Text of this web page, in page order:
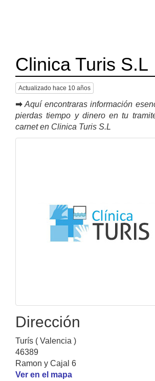
Clinica Turis S.L
Actualizado hace 10 años
➡ Aquí encontraras información
pierdas tiempo y dinero en tu
carnet en Clinica Turis S.L
Dirección
Turís ( Valencia )
46389
Ramon y Cajal 6
Ver en el mapa